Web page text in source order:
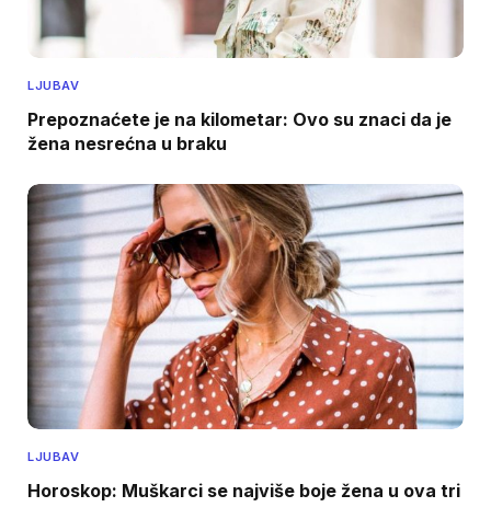
LJUBAV
Prepoznaćete je na kilometar: Ovo su znaci da je
žena nesrećna u braku
LJUBAV
Horoskop: Muškarci se najviše boje žena u ova tri